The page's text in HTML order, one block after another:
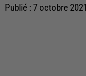
Publié : 7 octobre 2021